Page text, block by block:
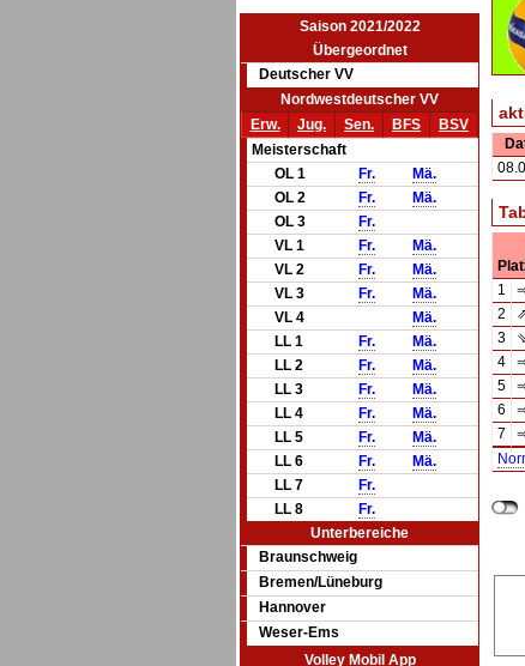
Saison 2021/2022
Übergeordnet
Deutscher VV
Nordwestdeutscher VV
Erw.
Jug. Sen. BFS
BSV
Meisterschaft
OL 1
Fr.
Mä.
OL 2
Fr.
Mä.
OL 3
Fr.
VL 1
Fr.
Mä.
VL 2
Fr.
Mä.
VL 3
Fr.
Mä.
VL 4
Mä.
LL 1
Fr.
Mä.
LL 2
Fr.
Mä.
LL 3
Fr.
Mä.
LL 4
Fr.
Mä.
LL 5
Fr.
Mä.
LL 6
Fr.
Mä.
LL 7
Fr.
LL 8
Fr.
Unterbereiche
Braunschweig
Bremen/Lüneburg
Hannover
Weser-Ems
Volley Mobil App
1
2
3
4
5
6
7